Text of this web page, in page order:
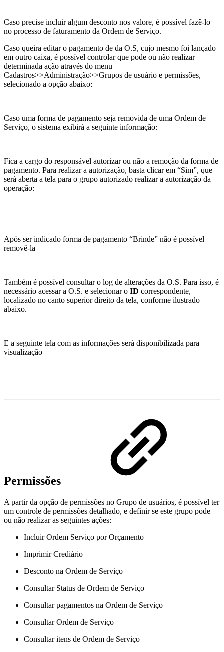
Caso precise incluir algum desconto nos valore, é possível fazê-lo
no processo de faturamento da Ordem de Serviço.
Caso queira editar o pagamento de da O.S, cujo mesmo foi lançado
em outro caixa, é possível controlar que pode ou não realizar
determinada ação através do menu
Cadastros>>Administração>>Grupos de usuário e permissões,
selecionado a opção abaixo:
Caso uma forma de pagamento seja removida de uma Ordem de
Serviço, o sistema exibirá a seguinte informação:
Fica a cargo do responsável autorizar ou não a remoção da forma de
pagamento. Para realizar a autorização, basta clicar em “Sim”, que
será aberta a tela para o grupo autorizado realizar a autorização da
operação:
Após ser indicado forma de pagamento “Brinde” não é possível
removê-la
Também é possível consultar o log de alterações da O.S. Para isso, é
necessário acessar a O.S. e selecionar o ID correspondente,
localizado no canto superior direito da tela, conforme ilustrado
abaixo.
E a seguinte tela com as informações será disponibilizada para
visualização
Permissões
A partir da opção de permissões no Grupo de usuários, é possível ter
um controle de permissões detalhado, e definir se este grupo pode
ou não realizar as seguintes ações:
Incluir Ordem Serviço por Orçamento
Imprimir Crediário
Desconto na Ordem de Serviço
Consultar Status de Ordem de Serviço
Consultar pagamentos na Ordem de Serviço
Consultar Ordem de Serviço
Consultar itens de Ordem de Serviço